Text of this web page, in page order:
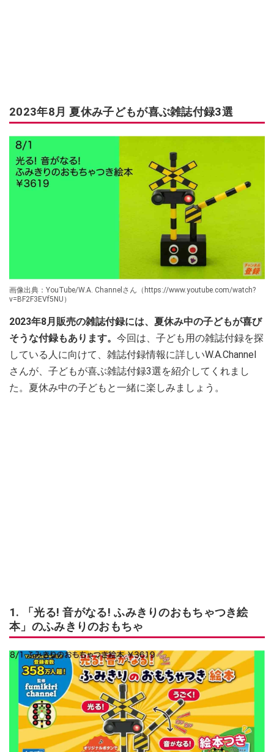
2023年8月 夏休み子どもが喜ぶ雑誌付録3選
画像出典：YouTube/W.A. Channelさん（https://www.youtube.com/watch?
v=BF2F3EVf5NU）
2023年8月販売の雑誌付録には、夏休み中の子どもが喜び
そうな付録もあります。 今回は、子ども用の雑誌付録を探
している人に向けて、雑誌付録情報に詳しいW.A.Channel
さんが、子どもが喜ぶ雑誌付録3選を紹介してくれまし
た。夏休み中の子どもと一緒に楽しみましょう。
1. 「光る! 音がなる! ふみきりのおもちゃつき絵
本」のふみきりのおもちゃ